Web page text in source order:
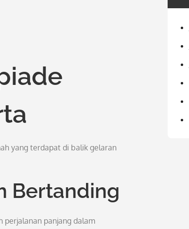
yang terdapat di balik gelaran
Bertanding
perjalanan panjang dalam